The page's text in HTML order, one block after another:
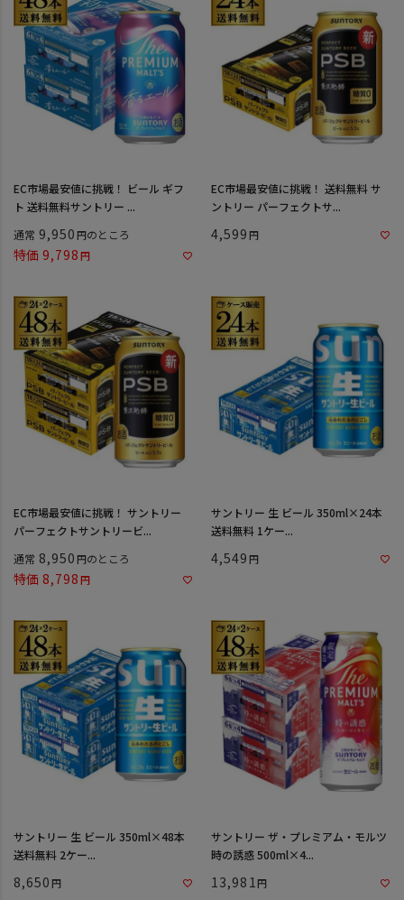
EC市場最安値に挑戦！ ビール ギフ
ト 送料無料サントリー ...
通常 9,950 のところ
特価 9,798
EC市場最安値に挑戦！ 送料無料 サ
ントリー パーフェクトサ...
4,599
EC市場最安値に挑戦！ サントリー
パーフェクトサントリービ...
通常 8,950 のところ
特価 8,798
サントリー 生 ビール 350ml×24本
送料無料 1ケー...
4,549
サントリー 生 ビール 350ml×48本
送料無料 2ケー...
8,650
サントリー ザ・プレミアム・モルツ
時の誘惑 500ml×4...
13,981